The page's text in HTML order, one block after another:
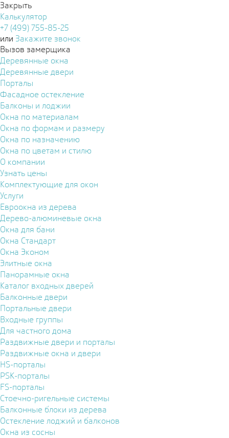
Закрыть
Калькулятор
+7 (499) 755-85-25
или Закажите звонок
Вызов замерщика
Деревянные окна
Деревянные двери
Порталы
Фасадное остекление
Балконы и лоджии
Окна по материалам
Окна по формам и размеру
Окна по назначению
Окна по цветам и стилю
О компании
Узнать цены
Комплектующие для окон
Услуги
Евроокна из дерева
Дерево-алюминевые окна
Окна для бани
Окна Стандарт
Окна Эконом
Элитные окна
Панорамные окна
Каталог входных дверей
Балконные двери
Портальные двери
Входные группы
Для частного дома
Раздвижные двери и порталы
Раздвижные окна и двери
HS-порталы
PSK-порталы
FS-порталы
Стоечно-ригельные системы
Балконные блоки из дерева
Остекление лоджий и балконов
Окна из сосны